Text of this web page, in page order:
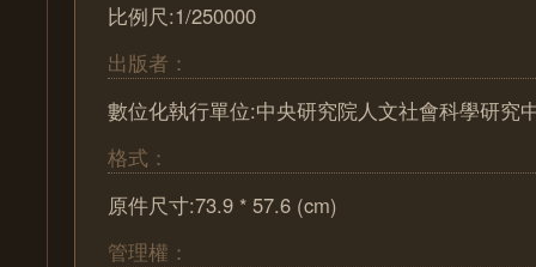
比例尺:1/250000
出版者：
數位化執行單位:中央研究院人文社會科學研究
格式：
原件尺寸:73.9 * 57.6 (cm)
管理權：